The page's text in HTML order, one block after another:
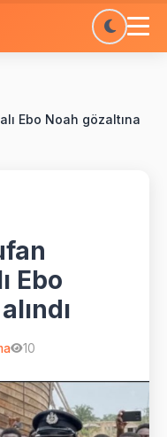
Ebo Noah gözaltına
Ebo
10